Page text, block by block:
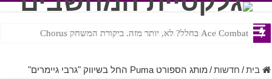
Ace Combat בחלל? לא, יותר מזה. ביקורת המשחק Chorus
Steven Universe והשירים שתורגמו בצורה נוראית לעברית
בית / חדשות / מותג הספורט Puma החל בשיווק "גרבי גיימרים"